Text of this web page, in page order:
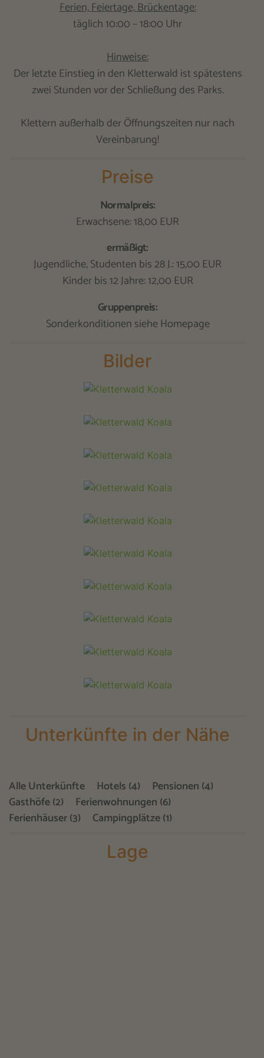
Ferien, Feiertage, Brückentage:
täglich 10:00 – 18:00 Uhr
Hinweise:
Der letzte Einstieg in den Kletterwald ist spätestens
zwei Stunden vor der Schließung des Parks.
Klettern außerhalb der Öffnungszeiten nur nach
Vereinbarung!
Preise
Normalpreis:
Erwachsene: 18,00 EUR
ermäßigt:
Jugendliche, Studenten bis 28 J.: 15,00 EUR
Kinder bis 12 Jahre: 12,00 EUR
Gruppenpreis:
Sonderkonditionen siehe Homepage
Bilder
Unterkünfte in der Nähe
Alle Unterkünfte Hotels (4)
Pensionen (4)
Gasthöfe (2)
Ferienwohnungen (6)
Ferienhäuser (3)
Campingplätze (1)
Lage